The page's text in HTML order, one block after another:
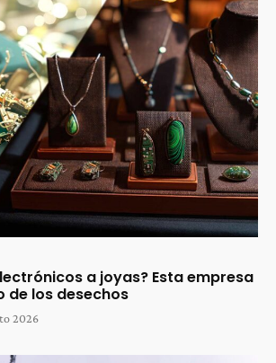
a joyas? Esta empresa
de los desechos
2026